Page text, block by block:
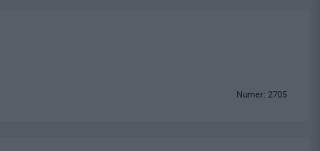
Numer: 2705